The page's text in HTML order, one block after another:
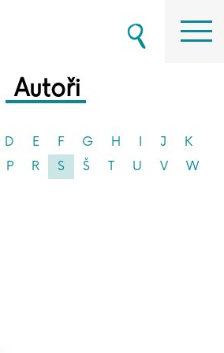
Autoři
D E F G H I J
K
P R S Š T U V
W